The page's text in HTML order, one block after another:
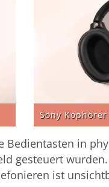
Sony Kophörer
Bedientasten in
gesteuert
ist